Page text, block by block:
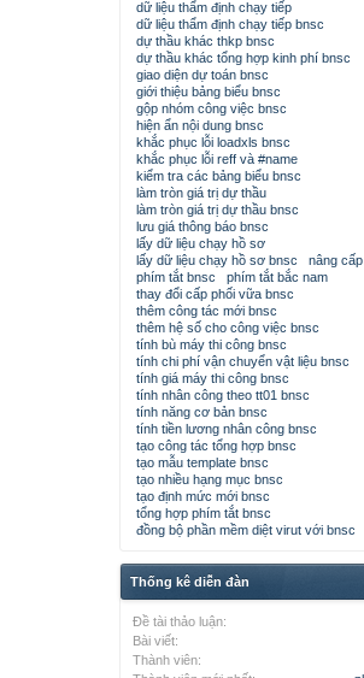
dữ liệu thẩm định chạy tiếp
dữ liệu thẩm định chạy tiếp bnsc
dự thầu khác thkp bnsc
dự thầu khác tổng hợp kinh phí bnsc
giao diện dự toán bnsc
giới thiệu bảng biểu bnsc
gộp nhóm công việc bnsc
hiện ẩn nội dung bnsc
khắc phục lỗi loadxls bnsc
khắc phục lỗi reff và #name
kiểm tra các bảng biểu bnsc
làm tròn giá trị dự thầu
làm tròn giá trị dự thầu bnsc
lưu giá thông báo bnsc
lấy dữ liệu chạy hồ sơ
lấy dữ liệu chạy hồ sơ bnsc
nâng
phím tắt bnsc
phím tắt bắc nam
thay đổi cấp phối vữa bnsc
thêm công tác mới bnsc
thêm hệ số cho công việc bnsc
tính bù máy thi công bnsc
tính chi phí vận chuyển vật liệu bnsc
tính giá máy thi công bnsc
tính nhân công theo tt01 bnsc
tính năng cơ bản bnsc
tính tiền lương nhân công bnsc
tạo công tác tổng hợp bnsc
tạo mẫu template bnsc
tạo nhiều hạng mục bnsc
tạo định mức mới bnsc
tổng hợp phím tắt bnsc
đồng bộ phần mềm diệt virut với bnsc
Thống kê diễn đàn
Đề tài thảo luận:
Bài viết:
Thành viên: